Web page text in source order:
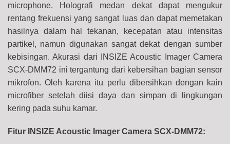
microphone. Holografi medan dekat dapat mengukur
rentang frekuensi yang sangat luas dan dapat memetakan
hasilnya dalam hal tekanan, kecepatan atau intensitas
partikel, namun digunakan sangat dekat dengan sumber
kebisingan.Akurasi dari INSIZE Acoustic Imager Camera
SCX-DMM72 ini tergantung dari kebersihan bagian sensor
mikrofon. Oleh karena itu perlu dibersihkan dengan kain
microfiber setelah diisi daya dan simpan di lingkungan
kering pada suhu kamar.
Fitur INSIZE Acoustic Imager Camera SCX-DMM72: